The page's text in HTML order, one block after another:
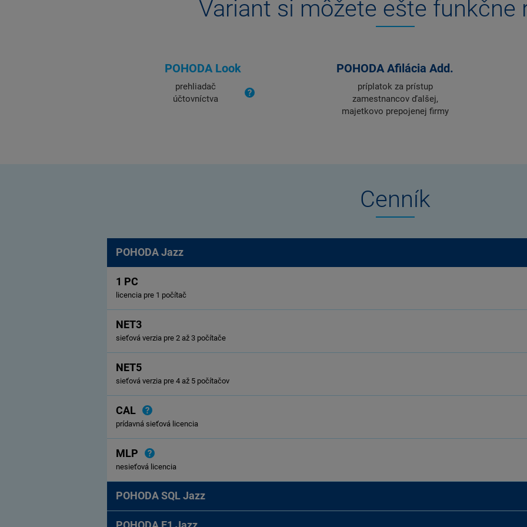
Variant si môžete ešte funkčne
POHODA Look
prehliadač
účtovníctva
POHODA Afilácia Add.
príplatok za prístup
zamestnancov ďalšej,
majetkovo prepojenej firmy
Cenník
POHODA Jazz
1 PC
licencia pre 1 počítač
NET3
sieťová verzia pre 2 až 3 počítače
NET5
sieťová verzia pre 4 až 5 počítačov
CAL
prídavná sieťová licencia
MLP
nesieťová licencia
POHODA SQL Jazz